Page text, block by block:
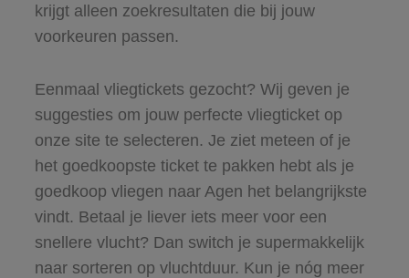
krijgt alleen zoekresultaten die bij jouw
voorkeuren passen.
Eenmaal vliegtickets gezocht? Wij geven je
suggesties om jouw perfecte vliegticket op
onze site te selecteren. Je ziet meteen of je
het goedkoopste ticket te pakken hebt als je
goedkoop vliegen naar Agen het belangrijkste
vindt. Betaal je liever iets meer voor een
snellere vlucht? Dan switch je supermakkelijk
naar sorteren op vluchtduur. Kun je nóg meer